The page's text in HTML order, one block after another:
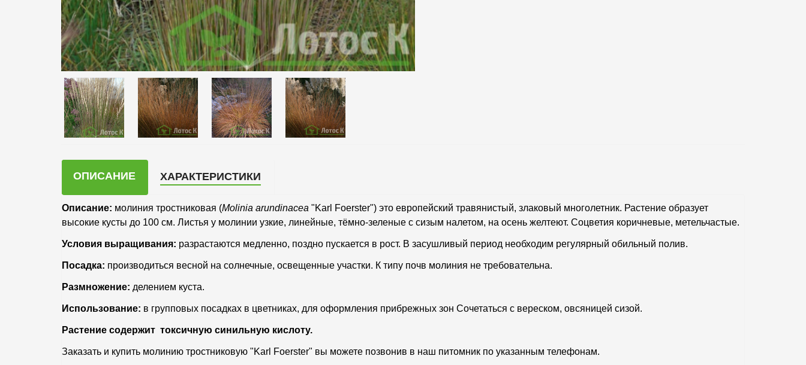
ОПИСАНИЕ ХАРАКТЕРИСТИКИ
Описание: молиния тростниковая (Molinia arundinacea "Karl Foerster") это европейский травянистый, злаковый многолетник. Растение образует
высокие кусты до 100 см. Листья у молинии узкие, линейные, тёмно-зеленые с сизым налетом, на осень желтеют. Соцветия коричневые, метельчастые.
Условия выращивания: разрастаются медленно, поздно пускается в рост. В засушливый период необходим регулярный обильный полив.
Посадка: производиться весной на солнечные, освещенные участки. К типу почв молиния не требовательна.
Размножение: делением куста.
Использование: в групповых посадках в цветниках, для оформления прибрежных зон Сочетаться с вереском, овсяницей сизой.
Растение содержит токсичную синильную кислоту.
Заказать и купить молинию тростниковую "Karl Foerster" вы можете позвонив в наш питомник по указанным телефонам.